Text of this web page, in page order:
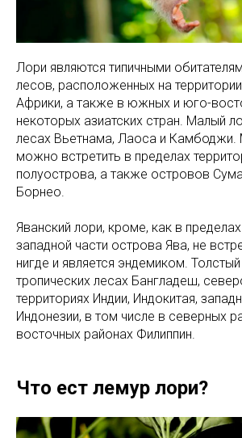
Лори являются типичными
лесов, расположенных на
Африки, а также в южных и юго-
некоторых азиатских стран. Малый
лесах Вьетнама, Лаоса и Камбоджи.
можно встретить в пределах
полуострова, а также островов
Борнео.
Яванский лори, кроме, как в
западной части острова Ява, не
нигде и является эндемиком.
тропических лесах Бангладеш,
территориях Индии, Индокитая,
Индонезии, в том числе в северных
восточных районах Филиппин.
Что ест лемур лори?